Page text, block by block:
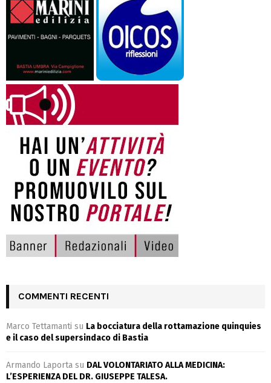
COMMENTI RECENTI
Marco Tettamanti su La bocciatura della rottamazione quinquies
e il caso del supersindaco di Bastia
Armando Laporta su DAL VOLONTARIATO ALLA MEDICINA:
L’ESPERIENZA DEL DR. GIUSEPPE TALESA.